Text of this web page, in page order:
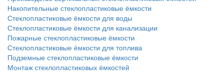
Накопительные стеклопластиковые ёмкости
Стеклопластиковые ёмкости для воды
Стеклопластиковые ёмкости для канализации
Пожарные стеклопластиковые ёмкости
Стеклопластиковые ёмкости для топлива
Подземные стеклопластиковые ёмкости
Монтаж стеклопластиковых ёмкостей